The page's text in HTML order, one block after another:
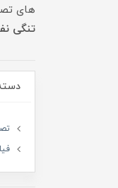
های
تنگی